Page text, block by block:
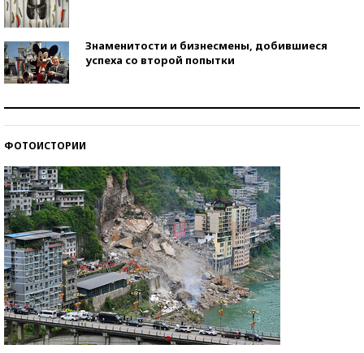
Знаменитости и бизнесмены, добившиеся
успеха со второй попытки
ФОТОИСТОРИИ